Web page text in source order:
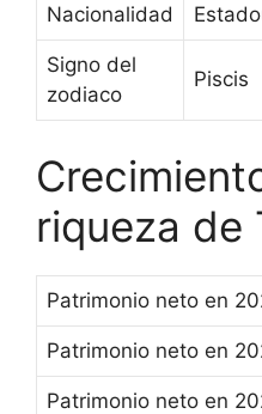
Nacionalidad
Signo del
zodiaco
Piscis
riqueza de
Patrimonio neto en
Patrimonio neto en
Patrimonio neto en